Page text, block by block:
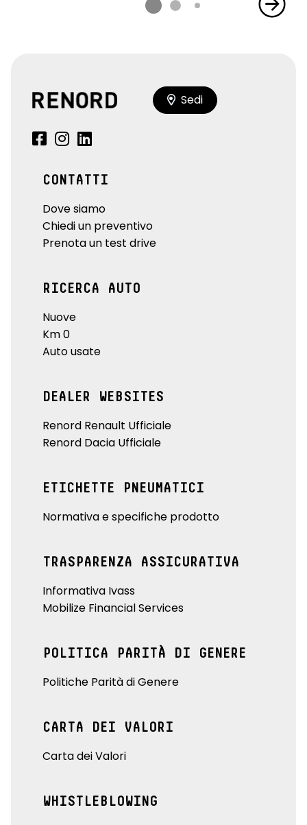
Sedi
CONTATTI
Dove siamo
Chiedi un preventivo
Prenota un test drive
RICERCA AUTO
Nuove
Km 0
Auto usate
DEALER WEBSITES
Renord Renault Ufficiale
Renord Dacia Ufficiale
ETICHETTE PNEUMATICI
Normativa e specifiche prodotto
TRASPARENZA ASSICURATIVA
Informativa Ivass
Mobilize Financial Services
POLITICA PARITÀ DI GENERE
Politiche Parità di Genere
CARTA DEI VALORI
Carta dei Valori
WHISTLEBLOWING